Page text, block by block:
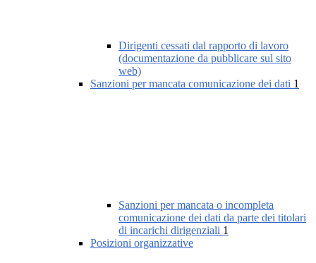
Dirigenti cessati dal rapporto di lavoro
(documentazione da pubblicare sul sito
web)
Sanzioni per mancata comunicazione dei dati 1
Sanzioni per mancata o incompleta
comunicazione dei dati da parte dei titolari
di incarichi dirigenziali 1
Posizioni organizzative